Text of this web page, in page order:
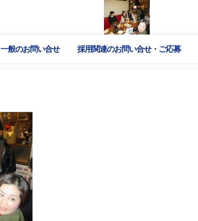
一般のお問い合せ 採用関連のお問い合せ・ご応募